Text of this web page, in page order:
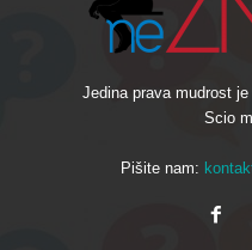
Jedina prava mudrost
Scio
Pišite nam: